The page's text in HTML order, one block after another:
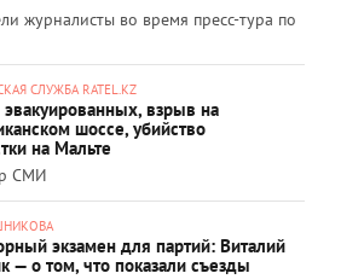
журналисты во время пресс-тура по
СЛУЖБА RATEL.KZ
взрыв на
шоссе, убийство
на Мальте
СМИ
экзамен для партий: Виталий
— о том, что показали съезды